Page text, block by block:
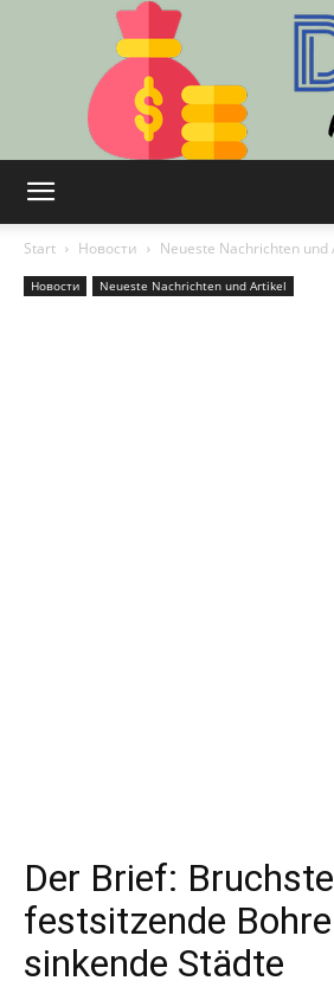
Start Новости Neueste Nachrichten und
Новости Neueste Nachrichten und Artikel
Der Brief:
festsitzende
sinkende Städte